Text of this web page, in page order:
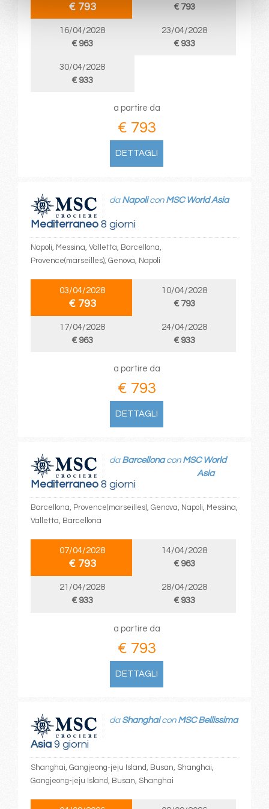
€ 793
€ 793
16/04/2028
€ 963
23/04/2028
€ 933
30/04/2028
€ 933
a partire da
€ 793
DETTAGLI
Mediterraneo8 giorni
da Napolicon MSC World Asia
Napoli, Messina, Valletta, Barcellona,
Provence(marseilles), Genova, Napoli
03/04/2028
€ 793
10/04/2028
€ 793
17/04/2028
€ 963
24/04/2028
€ 933
a partire da
€ 793
DETTAGLI
Mediterraneo8 giorni
da Barcellonacon MSC World
Asia
Barcellona, Provence(marseilles), Genova, Napoli, Messina,
Valletta, Barcellona
07/04/2028
€ 793
14/04/2028
€ 963
21/04/2028
€ 933
28/04/2028
€ 933
a partire da
€ 793
DETTAGLI
Asia9 giorni
da Shanghaicon MSC Bellissima
Shanghai, Gangjeong-jeju Island, Busan, Shanghai,
Gangjeong-jeju Island, Busan, Shanghai